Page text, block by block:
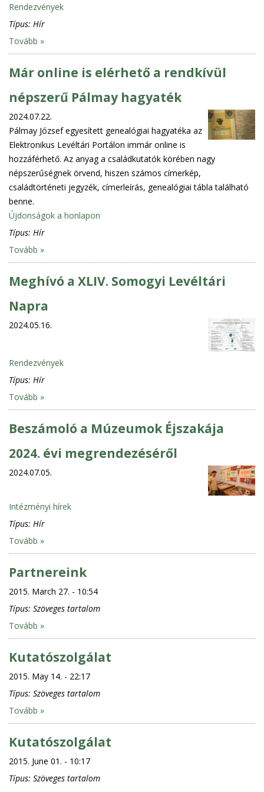
Rendezvények
Típus: Hír
Tovább »
Már online is elérhető a rendkívül
népszerű Pálmay hagyaték
2024.07.22.
Pálmay József egyesített genealógiai hagyatéka az
Elektronikus Levéltári Portálon immár online is
hozzáférhető. Az anyag a családkutatók körében nagy
népszerűségnek örvend, hiszen számos címerkép,
családtörténeti jegyzék, címerleírás, genealógiai tábla található
benne.
Újdonságok a honlapon
Típus: Hír
Tovább »
Meghívó a XLIV. Somogyi Levéltári
Napra
2024.05.16.
Rendezvények
Típus: Hír
Tovább »
Beszámoló a Múzeumok Éjszakája
2024. évi megrendezéséről
2024.07.05.
Intézményi hírek
Típus: Hír
Tovább »
Partnereink
2015. March 27. - 10:54
Típus: Szöveges tartalom
Tovább »
Kutatószolgálat
2015. May 14. - 22:17
Típus: Szöveges tartalom
Tovább »
Kutatószolgálat
2015. June 01. - 10:17
Típus: Szöveges tartalom